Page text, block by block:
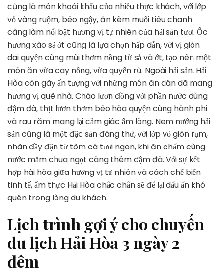
cũng là món khoái khẩu của nhiều thực khách, với lớp
vỏ vàng ruộm, béo ngậy, ăn kèm muối tiêu chanh
càng làm nổi bật hương vị tự nhiên của hải sản tươi. Ốc
hương xào sả ớt cũng là lựa chọn hấp dẫn, với vị giòn
dai quyện cùng mùi thơm nồng từ sả và ớt, tạo nên một
món ăn vừa cay nồng, vừa quyến rũ. Ngoài hải sản, Hải
Hòa còn gây ấn tượng với những món ăn dân dã mang
hương vị quê nhà. Cháo lươn đồng với phần nước dùng
đậm đà, thịt lươn thơm béo hòa quyện cùng hành phi
và rau răm mang lại cảm giác ấm lòng. Nem nướng hải
sản cũng là một đặc sản đáng thử, với lớp vỏ giòn rụm,
nhân đầy đặn từ tôm cá tươi ngon, khi ăn chấm cùng
nước mắm chua ngọt càng thêm đậm đà. Với sự kết
hợp hài hòa giữa hương vị tự nhiên và cách chế biến
tinh tế, ẩm thực Hải Hòa chắc chắn sẽ để lại dấu ấn khó
quên trong lòng du khách.
Lịch trình gợi ý cho chuyến
du lịch Hải Hòa 3 ngày 2
đêm